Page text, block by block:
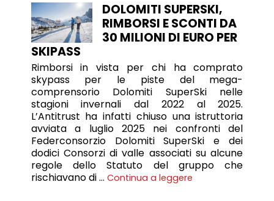
DOLOMITI SUPERSKI,
RIMBORSI E SCONTI DA
30 MILIONI DI EURO PER
SKIPASS
Rimborsi in vista per chi ha comprato
skypass per le piste del mega-
comprensorio Dolomiti SuperSki nelle
stagioni invernali dal 2022 al 2025.
L’Antitrust ha infatti chiuso una istruttoria
avviata a luglio 2025 nei confronti del
Federconsorzio Dolomiti SuperSki e dei
dodici Consorzi di valle associati su alcune
regole dello Statuto del gruppo che
rischiavano di … Continua a leggere